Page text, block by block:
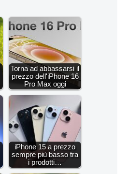
Torna ad abbassarsi il
prezzo dell'iPhone 16
Pro Max oggi
iPhone 15 a prezzo
sempre più basso tra
i prodotti…